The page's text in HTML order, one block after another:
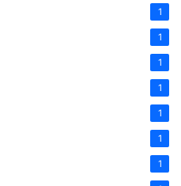
1
1
1
1
1
1
1